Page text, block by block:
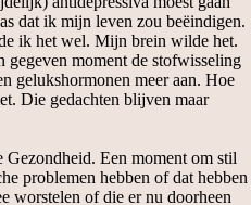
dat ik mijn leven zou beëindigen.
ik het wel. Mijn brein wilde het.
gegeven moment de stofwisseling
gelukshormonen meer aan. Hoe
Die gedachten blijven maar
Gezondheid. Een moment om stil
problemen hebben of dat hebben
worstelen of die er nu doorheen